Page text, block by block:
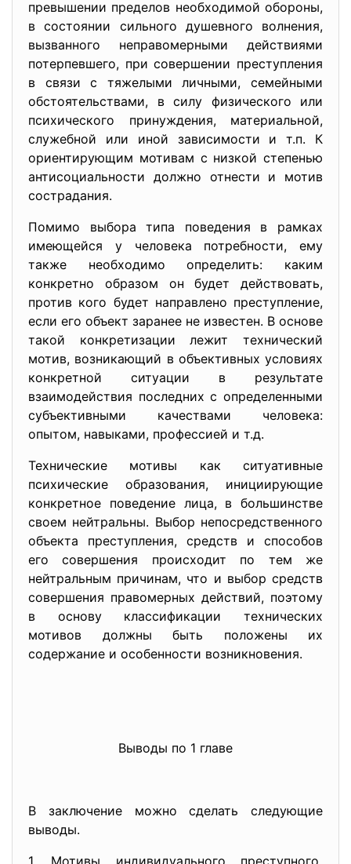
превышении пределов необходимой обороны,
в состоянии сильного душевного волнения,
вызванного неправомерными действиями
потерпевшего, при совершении преступления
в связи с тяжелыми личными, семейными
обстоятельствами, в силу физического или
психического принуждения, материальной,
служебной или иной зависимости и т.п. К
ориентирующим мотивам с низкой степенью
антисоциальности должно отнести и мотив
сострадания.
Помимо выбора типа поведения в рамках
имеющейся у человека потребности, ему
также необходимо определить: каким
конкретно образом он будет действовать,
против кого будет направлено преступление,
если его объект заранее не известен. В основе
такой конкретизации лежит технический
мотив, возникающий в объективных условиях
конкретной ситуации в результате
взаимодействия последних с определенными
субъективными качествами человека:
опытом, навыками, профессией и т.д.
Технические мотивы как ситуативные
психические образования, инициирующие
конкретное поведение лица, в большинстве
своем нейтральны. Выбор непосредственного
объекта преступления, средств и способов
его совершения происходит по тем же
нейтральным причинам, что и выбор средств
совершения правомерных действий, поэтому
в основу классификации технических
мотивов должны быть положены их
содержание и особенности возникновения.
Выводы по 1 главе
В заключение можно сделать следующие
выводы.
1. Мотивы индивидуального преступного